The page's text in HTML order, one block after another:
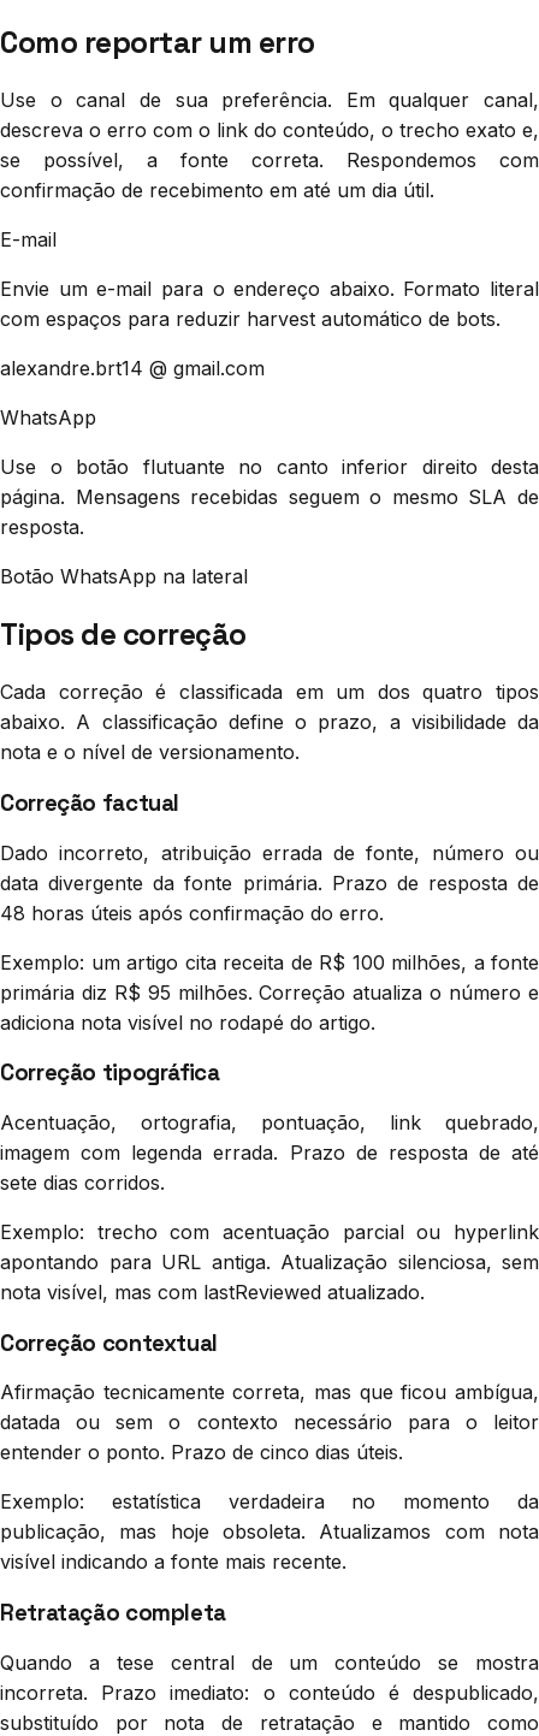
Como reportar um erro
Use o canal de sua preferência. Em qualquer canal,
descreva o erro com o link do conteúdo, o trecho exato e,
se possível, a fonte correta. Respondemos com
confirmação de recebimento em até um dia útil.
E-mail
Envie um e-mail para o endereço abaixo. Formato literal
com espaços para reduzir harvest automático de bots.
alexandre.brt14 @ gmail.com
WhatsApp
Use o botão flutuante no canto inferior direito desta
página. Mensagens recebidas seguem o mesmo SLA de
resposta.
Botão WhatsApp na lateral
Tipos de correção
Cada correção é classificada em um dos quatro tipos
abaixo. A classificação define o prazo, a visibilidade da
nota e o nível de versionamento.
Correção factual
Dado incorreto, atribuição errada de fonte, número ou
data divergente da fonte primária. Prazo de resposta de
48 horas úteis após confirmação do erro.
Exemplo: um artigo cita receita de R$ 100 milhões, a fonte
primária diz R$ 95 milhões. Correção atualiza o número e
adiciona nota visível no rodapé do artigo.
Correção tipográfica
Acentuação, ortografia, pontuação, link quebrado,
imagem com legenda errada. Prazo de resposta de até
sete dias corridos.
Exemplo: trecho com acentuação parcial ou hyperlink
apontando para URL antiga. Atualização silenciosa, sem
nota visível, mas com lastReviewed atualizado.
Correção contextual
Afirmação tecnicamente correta, mas que ficou ambígua,
datada ou sem o contexto necessário para o leitor
entender o ponto. Prazo de cinco dias úteis.
Exemplo: estatística verdadeira no momento da
publicação, mas hoje obsoleta. Atualizamos com nota
visível indicando a fonte mais recente.
Retratação completa
Quando a tese central de um conteúdo se mostra
incorreta. Prazo imediato: o conteúdo é despublicado,
substituído por nota de retratação e mantido como